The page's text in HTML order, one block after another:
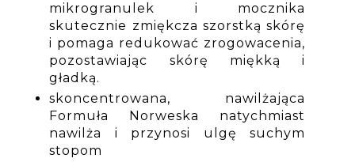
mikrogranulek i mocznika
skutecznie zmiękcza szorstką skórę
i pomaga redukować zrogowacenia,
pozostawiając skórę miękką i
gładką.
skoncentrowana, nawilżająca
Formuła Norweska natychmiast
nawilża i przynosi ulgę suchym
stopom